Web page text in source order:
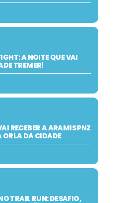
A NOITE QUE VAI
TREMER!
RECEBER A ARAMIS PNZ
ORLA DA CIDADE
TRAIL RUN: DESAFIO,